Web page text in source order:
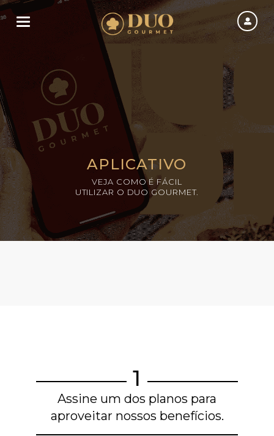
Toggle navigation
APLICATIVO
VEJA COMO É FÁCIL
UTILIZAR O DUO GOURMET.
1
Assine um dos planos para
aproveitar nossos benefícios.